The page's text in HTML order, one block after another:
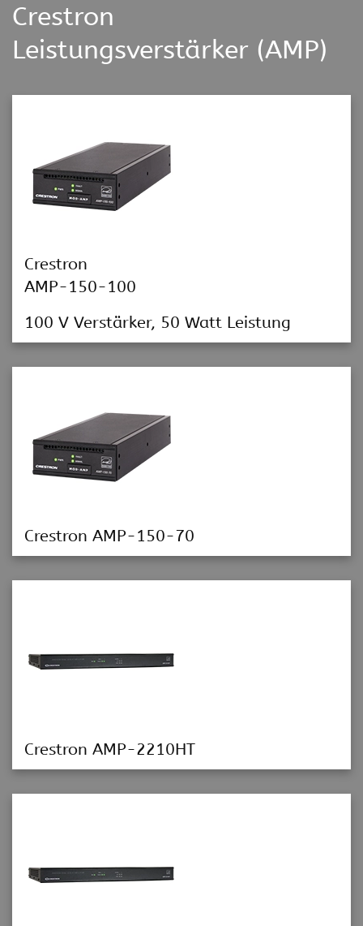
Crestron
Leistungsverstärker (AMP)
Crestron
AMP-150-100
100 V Verstärker, 50 Watt Leistung
Crestron AMP-150-70
Crestron AMP-2210HT